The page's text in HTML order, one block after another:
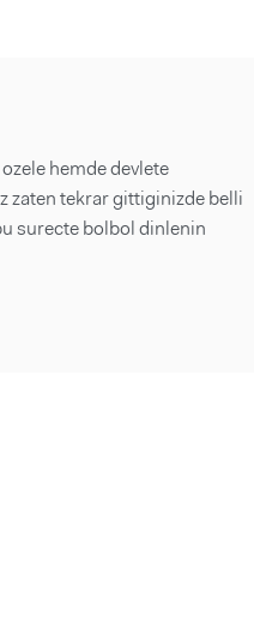
hemde devlete
zaten tekrar gittiginizde belli
surecte bolbol dinlenin